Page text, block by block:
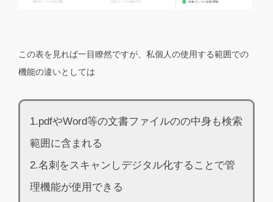
この表を見れば一目瞭然ですが、私個人の使用する範囲での
機能の違いとしては
1.pdfやWord等の文書ファイルのの中身も検索
範囲に含まれる
2.名刺をスキャンしデジタル化することで管
理機能が使用できる